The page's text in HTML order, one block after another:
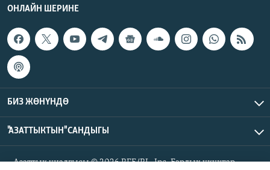
ОНЛАЙН ШЕРИНЕ
БИЗ ЖӨНҮНДӨ
"АЗАТТЫКТЫН" САНДЫГЫ
Азаттык үналгысы © 2026 RFE/RL, Inc. Бардык укуктар